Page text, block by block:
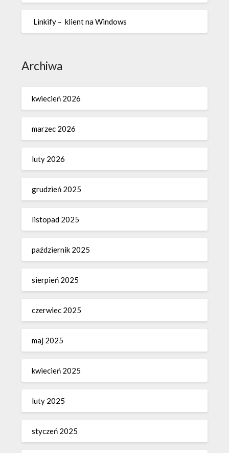
Linkify – klient na Windows
Archiwa
kwiecień 2026
marzec 2026
luty 2026
grudzień 2025
listopad 2025
październik 2025
sierpień 2025
czerwiec 2025
maj 2025
kwiecień 2025
luty 2025
styczeń 2025